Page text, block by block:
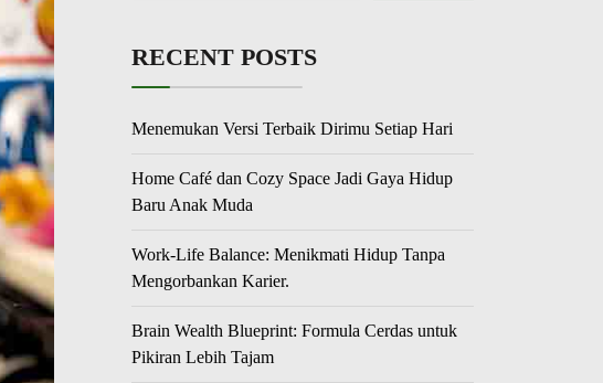
RECENT POSTS
Menemukan Versi Terbaik Dirimu Setiap Hari
Home Café dan Cozy Space Jadi Gaya Hidup
Baru Anak Muda
Work-Life Balance: Menikmati Hidup Tanpa
Mengorbankan Karier.
Brain Wealth Blueprint: Formula Cerdas untuk
Pikiran Lebih Tajam